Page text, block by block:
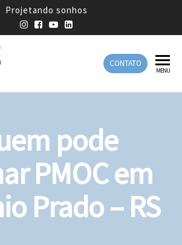
Projetando sonhos
Engenharia
Engenharia
CONTATO
MENU
pode
PMOC em
Prado – RS